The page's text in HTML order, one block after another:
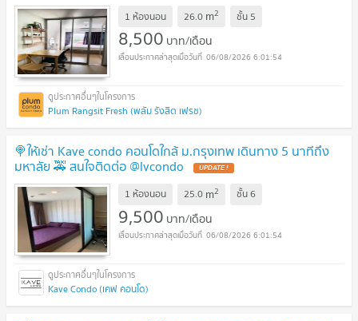
1 ห้องนอน 26.0 m2 ชั้น 5
8,500 บาท/เดือน
06/08/2026 6:01:54
Plum Rangsit Fresh (พลัม รังสิต เฟรช)
🍭ให้เช่า Kave condo คอนโดใกล้ ม.กรุงเทพ เดินทาง 5 นาทีถึง
มหาลัย 🚕 สนใจติดต่อ @lvcondo
1 ห้องนอน 25.0 m2 ชั้น6
9,500 บาท/เดือน
06/08/2026 6:01:54
Kave Condo (เคฟ คอนโด)